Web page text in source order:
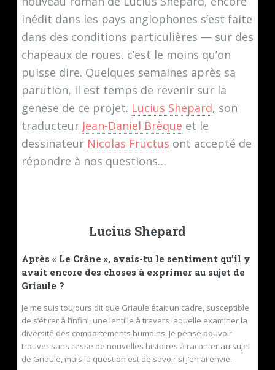
inédit dans les pays anglophones s’est faite
dans des conditions particulières — sur des
chapeaux de roues, c’est le moins qu’on
puisse dire. Quelques semaines après sa
parution, il est temps de revenir sur la
genèse de ce projet. Lucius Shepard, son
traducteur Jean-Daniel Brèque et le
dessinateur Nicolas Fructus ont accepté de
répondre à nos questions…
Lucius Shepard
Après « Le Crâne », avais-tu le sentiment qu’il y
avait encore des choses à exprimer au sujet de
Griaule ?
Je me suis toujours dit que Griaule était un cadre, susceptible
de s’étirer à l’infini, une lentille à travers laquelle examiner la
diversité des comportements humains. Je pense pouvoir
trouver sans cesse de nouvelles histoires à raconter au sujet
de Griaule, mais la question est de savoir si j’en ai envie.